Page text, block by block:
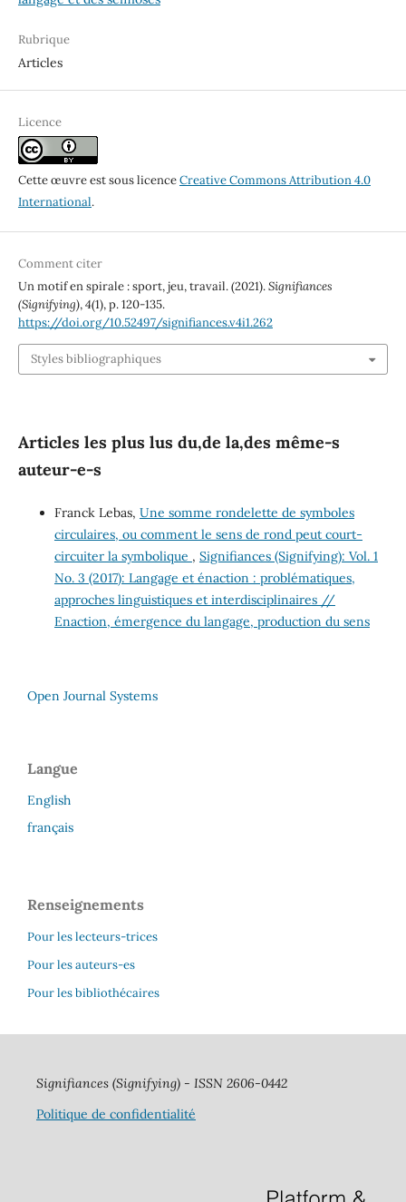
Rubrique
Articles
Licence
Cette œuvre est sous licenceCreative Commons Attribution 4.0
International.
Comment citer
Un motif en spirale : sport, jeu, travail. (2021).Signifiances
(Signifying),4(1), p. 120-135.
https://doi.org/10.52497/signifiances.v4i1.262
Styles bibliographiques
Articles les plus lus du,de la,des même-s
auteur-e-s
Franck Lebas, Une somme rondelette de symboles
circulaires, ou comment le sens de rond peut court-
circuiter la symbolique , Signifiances (Signifying): Vol. 1
No. 3 (2017): Langage et énaction : problématiques,
approches linguistiques et interdisciplinaires //
Enaction, émergence du langage, production du sens
Open Journal Systems
Langue
English
français
Renseignements
Pour les lecteurs-trices
Pour les auteurs-es
Pour les bibliothécaires
Signifiances (Signifying) - ISSN 2606-0442
Politique de confidentialité